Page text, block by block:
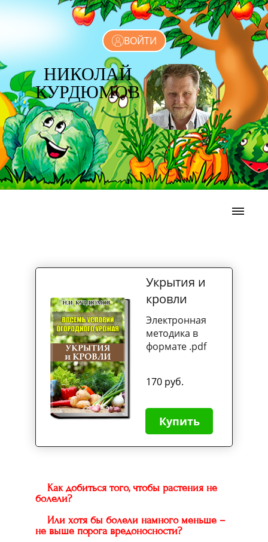
ВОЙТИ
НИКОЛАЙ
КУРДЮМОВ
Укрытия и
кровли
Электронная
методика в
формате .pdf
170 руб.
Купить
Как добиться того, чтобы растения не
болели?
Или хотя бы болели намного меньше –
не выше порога вредоносности?